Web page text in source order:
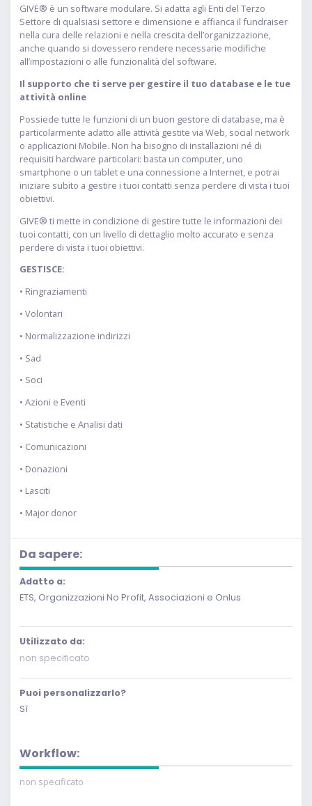
GIVE® è un software modulare. Si adatta agli Enti del Terzo
Settore di qualsiasi settore e dimensione e affianca il fundraiser
nella cura delle relazioni e nella crescita dell’organizzazione,
anche quando si dovessero rendere necessarie modifiche
all’impostazioni o alle funzionalità del software.
Il supporto che ti serve per gestire il tuo database e le tue
attività online
Possiede tutte le funzioni di un buon gestore di database, ma è
particolarmente adatto alle attività gestite via Web, social network
o applicazioni Mobile. Non ha bisogno di installazioni né di
requisiti hardware particolari: basta un computer, uno
smartphone o un tablet e una connessione a Internet, e potrai
iniziare subito a gestire i tuoi contatti senza perdere di vista i tuoi
obiettivi.
GIVE® ti mette in condizione di gestire tutte le informazioni dei
tuoi contatti, con un livello di dettaglio molto accurato e senza
perdere di vista i tuoi obiettivi.
GESTISCE:
• Ringraziamenti
• Volontari
• Normalizzazione indirizzi
• Sad
• Soci
• Azioni e Eventi
• Statistiche e Analisi dati
• Comunicazioni
• Donazioni
• Lasciti
• Major donor
Da sapere:
Adatto a:
ETS, Organizzazioni No Profit, Associazioni e Onlus
Utilizzato da:
non specificato
Puoi personalizzarlo?
Sì
Workflow:
non specificato